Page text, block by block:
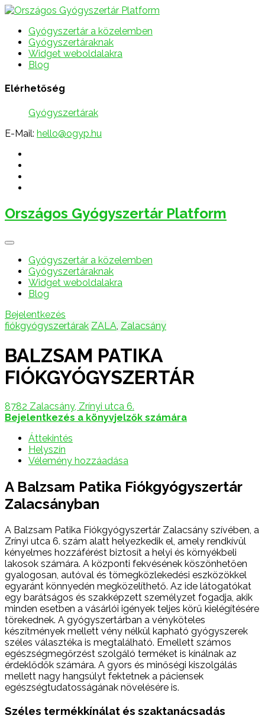
Gyógyszertár a közelemben
Gyógyszertáraknak
Widget weboldalakra
Blog
Elérhetőség
Gyógyszertárak
E-Mail: hello@ogyp.hu
Országos Gyógyszertár Platform
Gyógyszertár a közelemben
Gyógyszertáraknak
Widget weboldalakra
Blog
Bejelentkezés
fiókgyógyszertárak ZALA, Zalacsány
BALZSAM PATIKA
FIÓKGYÓGYSZERTÁR
8782 Zalacsány, Zrínyi utca 6.
Bejelentkezés a könyvjelzők számára
Áttekintés
Helyszín
Vélemény hozzáadása
A Balzsam Patika Fiókgyógyszertár
Zalacsányban
A Balzsam Patika Fiókgyógyszertár Zalacsány szívében, a
Zrínyi utca 6. szám alatt helyezkedik el, amely rendkívül
kényelmes hozzáférést biztosít a helyi és környékbeli
lakosok számára. A központi fekvésének köszönhetően
gyalogosan, autóval és tömegközlekedési eszközökkel
egyaránt könnyedén megközelíthető. Az ide látogatókat
egy barátságos és szakképzett személyzet fogadja, akik
minden esetben a vásárlói igények teljes körű kielégítésére
törekednek. A gyógyszertárban a vényköteles
készítmények mellett vény nélkül kapható gyógyszerek
széles választéka is megtalálható. Emellett számos
egészségmegőrzést szolgáló terméket is kínálnak az
érdeklődők számára. A gyors és minőségi kiszolgálás
mellett nagy hangsúlyt fektetnek a páciensek
egészségtudatosságának növelésére is.
Széles termékkínálat és szaktanácsadás